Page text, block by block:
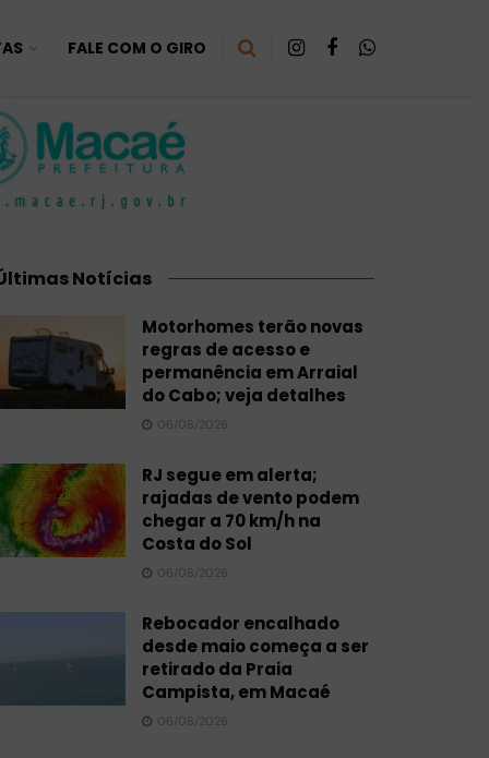
FALE COM O GIRO
Notícias
Motorhomes terão novas
regras de acesso e
permanência em Arraial
do Cabo; veja detalhes
06/08/2026
RJ segue em alerta;
rajadas de vento podem
chegar a 70 km/h na
Costa do Sol
06/08/2026
Rebocador encalhado
desde maio começa a ser
retirado da Praia
Campista, em Macaé
06/08/2026